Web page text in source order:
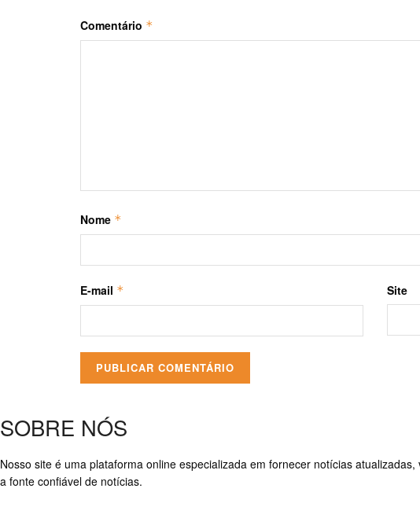
Comentário *
Nome *
E-mail * Site
SOBRE NÓS
Nosso site é uma plataforma online especializada em fornecer notícias
a fonte confiável de notícias.